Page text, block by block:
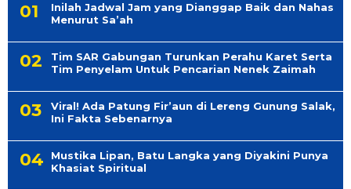
Inilah Jadwal Jam yang Dianggap Baik dan Nahas
Menurut Sa’ah
Tim SAR Gabungan Turunkan Perahu Karet Serta
Tim Penyelam Untuk Pencarian Nenek Zaimah
Viral! Ada Patung Fir’aun di Lereng Gunung Salak,
Ini Fakta Sebenarnya
Mustika Lipan, Batu Langka yang Diyakini Punya
Khasiat Spiritual